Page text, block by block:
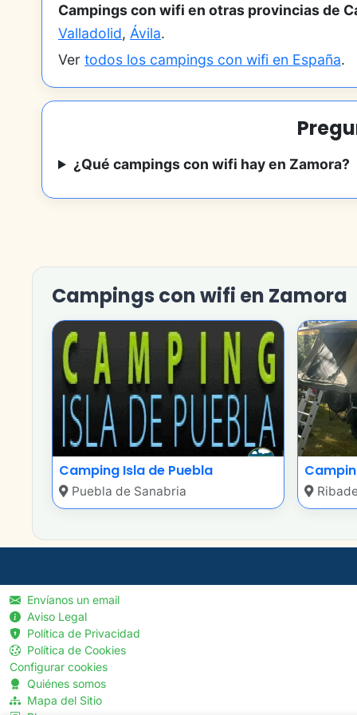
Campings con wifi en otras provincias de
Valladolid, Ávila.
Ver todos los campings con wifi en España.
¿Qué campings con wifi hay en Zamora?
Campings con wifi en Zamora
Camping Isla de Puebla
Puebla de Sanabria
Envíanos un email
Aviso Legal
Política de Privacidad
Política de Cookies
Configurar cookies
Quiénes somos
Mapa del Sitio